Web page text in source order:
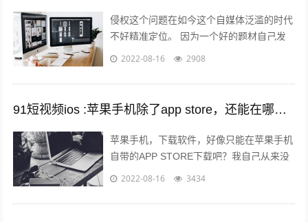
侵权这个问题在如今这个自媒体泛滥的时代
不好精准定位。 因为一个好的题材自己发
布出去可能只需要短短的几分钟时间就能够
2022-08-16 2908
91短视频ios :苹果手机除了app store，还能在哪里下载软件？包括一些破解软件？
苹果手机，下载软件，好像只能在苹果手机
自带的APP STORE下载吧？我自己从来没
有尝试过在其他地方下载，在越狱最火热的
2022-08-16 3434